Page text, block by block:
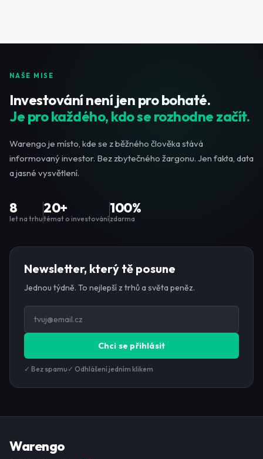
NAŠE MISE
Investování není jen pro bohaté.
Je pro každého, kdo se rozhodne začít.
Warengo je místo, kde se z běžného člověka stává
informovaný investor. Bez zbytečného žargonu. Jen fakta, data
a jasné vysvětlení.
8
let na trhu
20+
témat o investování
100%
zdarma
Newsletter, který tě posune
Jednou týdně. To nejlepší z trhů a světa peněz.
Chci se přihlásit
✓ Bez spamu ✓ Odhlášení jedním klikem
Warengo